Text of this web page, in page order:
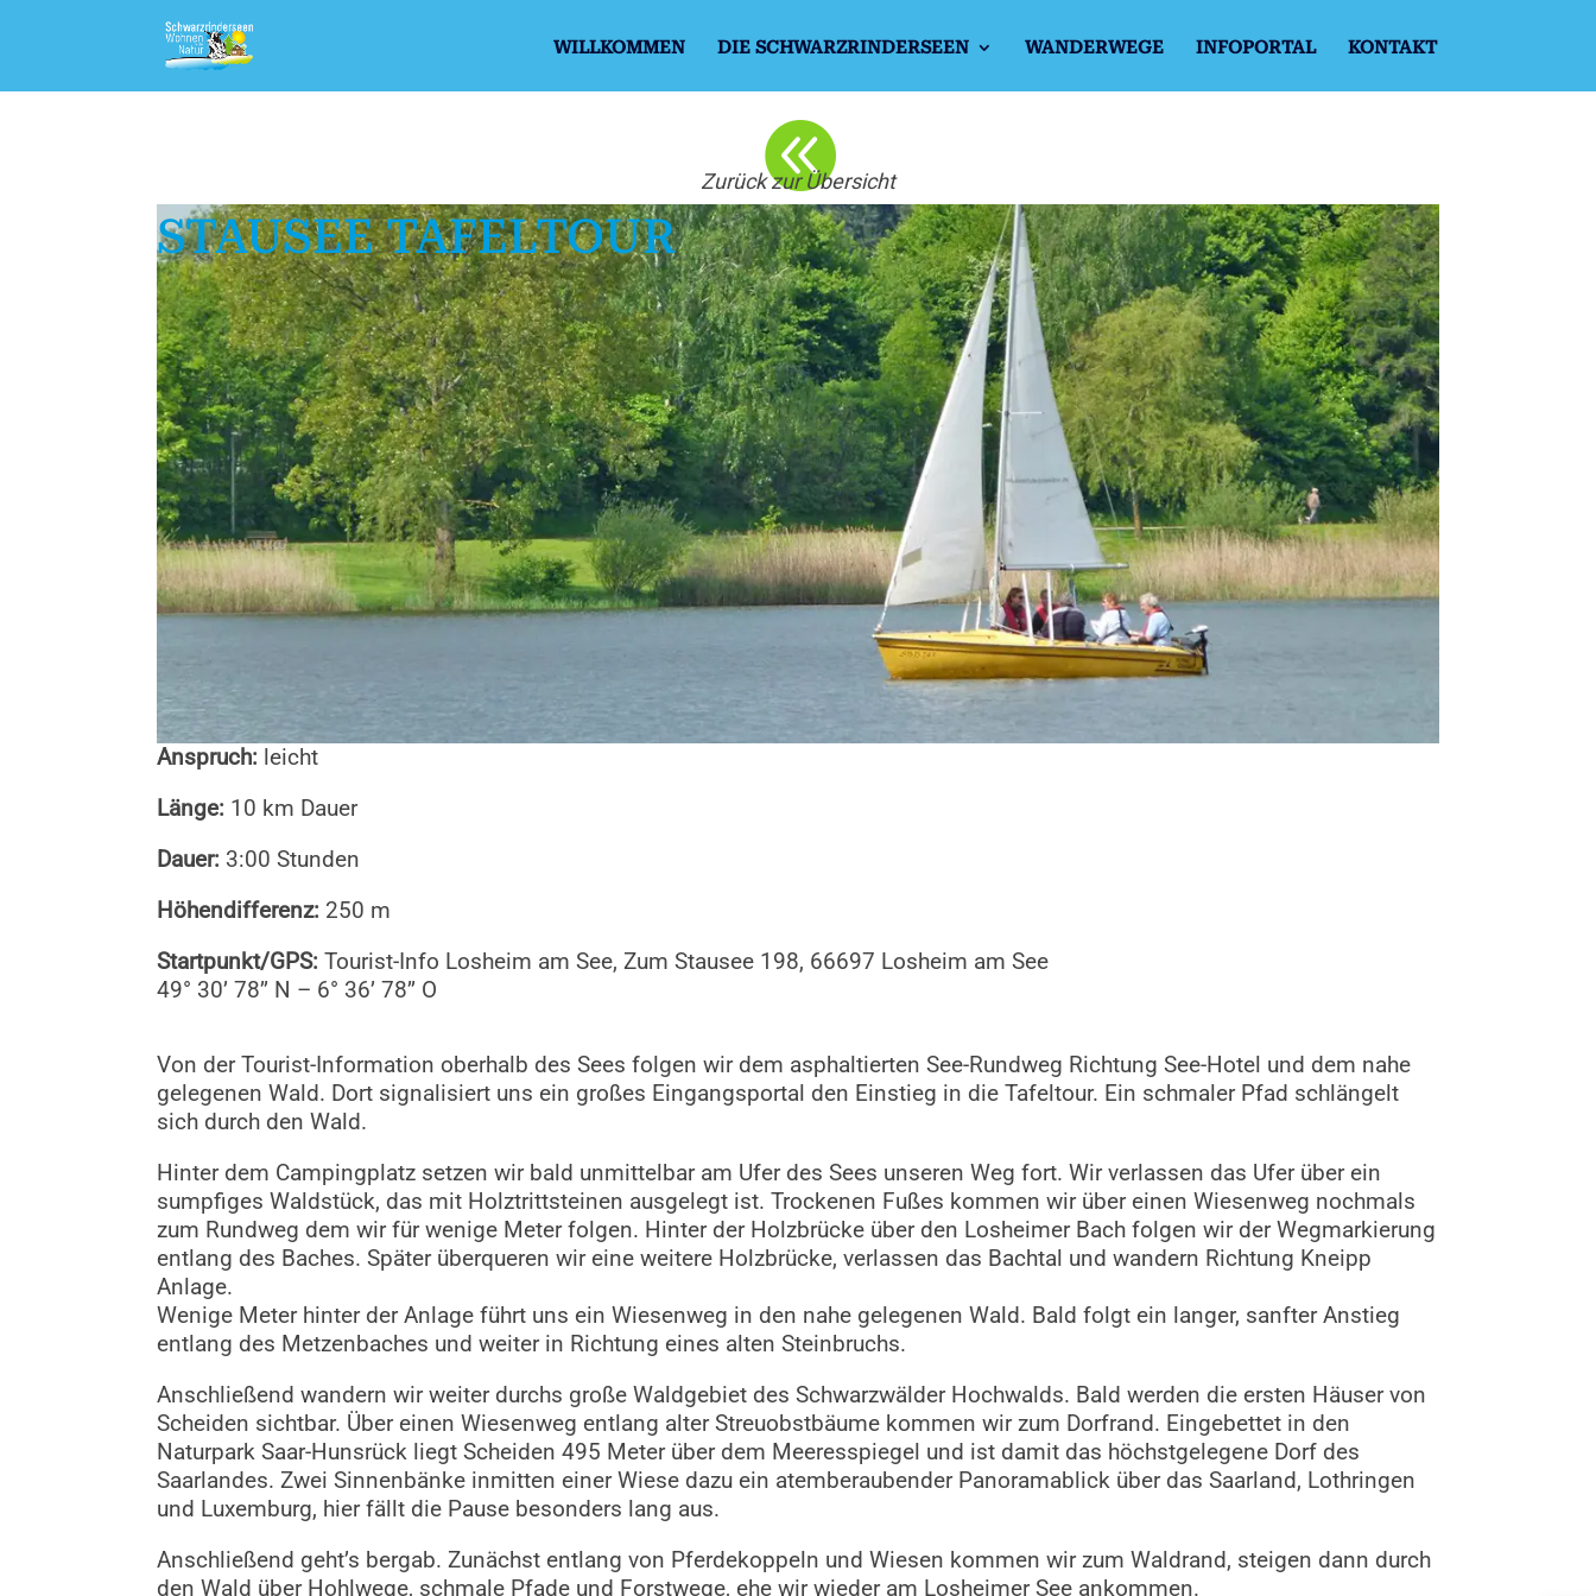
WILLKOMMEN DIE SCHWARZRINDERSEEN WANDERWEGE INFOPORTAL KONTAKT

Zurück zur Übersicht
STAUSEE TAFELTOUR
Anspruch: leicht
Länge: 10 km Dauer
Dauer: 3:00 Stunden
Höhendifferenz: 250 m
Startpunkt/GPS: Tourist-Info Losheim am See, Zum Stausee 198, 66697 Losheim am See
49° 30’ 78’’ N – 6° 36’ 78’’ O
Von der Tourist-Information oberhalb des Sees folgen wir dem asphaltierten See-Rundweg Richtung See-Hotel und dem nahe
gelegenen Wald. Dort signalisiert uns ein großes Eingangsportal den Einstieg in die Tafeltour. Ein schmaler Pfad schlängelt
sich durch den Wald.
Hinter dem Campingplatz setzen wir bald unmittelbar am Ufer des Sees unseren Weg fort. Wir verlassen das Ufer über ein
sumpfiges Waldstück, das mit Holztrittsteinen ausgelegt ist. Trockenen Fußes kommen wir über einen Wiesenweg nochmals
zum Rundweg dem wir für wenige Meter folgen. Hinter der Holzbrücke über den Losheimer Bach folgen wir der Wegmarkierung
entlang des Baches. Später überqueren wir eine weitere Holzbrücke, verlassen das Bachtal und wandern Richtung Kneipp
Anlage.
Wenige Meter hinter der Anlage führt uns ein Wiesenweg in den nahe gelegenen Wald. Bald folgt ein langer, sanfter Anstieg
entlang des Metzenbaches und weiter in Richtung eines alten Steinbruchs.
Anschließend wandern wir weiter durchs große Waldgebiet des Schwarzwälder Hochwalds. Bald werden die ersten Häuser von
Scheiden sichtbar. Über einen Wiesenweg entlang alter Streuobstbäume kommen wir zum Dorfrand. Eingebettet in den
Naturpark Saar-Hunsrück liegt Scheiden 495 Meter über dem Meeresspiegel und ist damit das höchstgelegene Dorf des
Saarlandes. Zwei Sinnenbänke inmitten einer Wiese dazu ein atemberaubender Panoramablick über das Saarland, Lothringen
und Luxemburg, hier fällt die Pause besonders lang aus.
Anschließend geht’s bergab. Zunächst entlang von Pferdekoppeln und Wiesen kommen wir zum Waldrand, steigen dann durch
den Wald über Hohlwege, schmale Pfade und Forstwege, ehe wir wieder am Losheimer See ankommen.